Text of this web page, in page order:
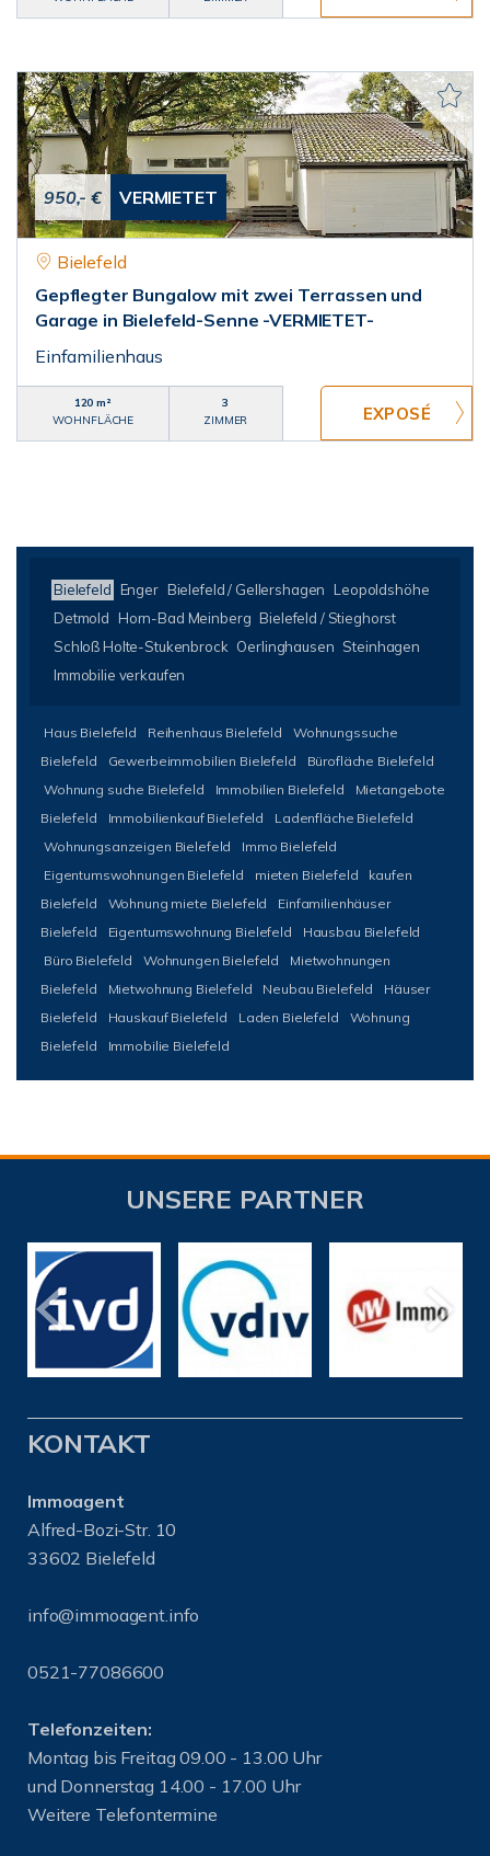
950,- € VERMIETET
Bielefeld
Gepflegter Bungalow mit zwei Terrassen und
Garage in Bielefeld-Senne -VERMIETET-
Einfamilienhaus
120 m²
WOHNFLÄCHE
3
ZIMMER
Bielefeld Enger Bielefeld / Gellershagen Leopoldshöhe
Detmold Horn-Bad Meinberg Bielefeld / Stieghorst
Schloß Holte-Stukenbrock Oerlinghausen Steinhagen
Immobilie verkaufen
Haus Bielefeld Reihenhaus Bielefeld
Wohnungssuche
Bielefeld
Gewerbeimmobilien Bielefeld
Bürofläche Bielefeld
Wohnung suche Bielefeld
Immobilien Bielefeld
Mietangebote
Bielefeld
Immobilienkauf Bielefeld
Ladenfläche Bielefeld
Wohnungsanzeigen Bielefeld
Immo Bielefeld
Eigentumswohnungen Bielefeld
mieten Bielefeld
kaufen
Bielefeld
Wohnung miete Bielefeld
Einfamilienhäuser
Bielefeld
Eigentumswohnung Bielefeld
Hausbau Bielefeld
Büro Bielefeld
Wohnungen Bielefeld
Mietwohnungen
Bielefeld
Mietwohnung Bielefeld Neubau Bielefeld
Häuser
Bielefeld
Hauskauf Bielefeld Laden Bielefeld
Wohnung
Bielefeld
Immobilie Bielefeld
UNSERE PARTNER
KONTAKT
Immoagent
Alfred-Bozi-Str. 10
33602 Bielefeld
info@immoagent.info
0521-77086600
Telefonzeiten:
Montag bis Freitag 09.00 - 13.00 Uhr
und Donnerstag 14.00 - 17.00 Uhr
Weitere Telefontermine